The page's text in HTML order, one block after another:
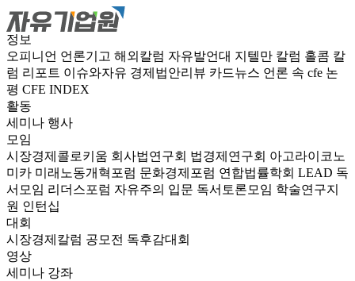
정보
오피니언 언론기고 해외칼럼 자유발언대 지텔만 칼럼 홀콤 칼
럼 리포트 이슈와자유 경제법안리뷰 카드뉴스 언론 속 cfe 논
평 CFE INDEX
활동
세미나 행사
모임
시장경제콜로키움 회사법연구회 법경제연구회 아고라이코노
미카 미래노동개혁포럼 문화경제포럼 연합법률학회 LEAD 독
서모임 리더스포럼 자유주의 입문 독서토론모임 학술연구지
원 인턴십
대회
시장경제칼럼 공모전 독후감대회
영상
세미나 강좌